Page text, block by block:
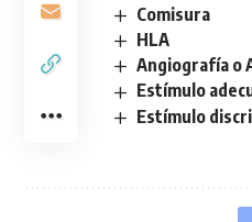
Comisura
HLA
Angiografía o
Estímulo
Estímulo